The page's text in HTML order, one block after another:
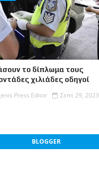
το δίπλωμα τους
χιλιάδες οδηγοί
Press Editor
Σεπτ 29, 2023
BLOGGER